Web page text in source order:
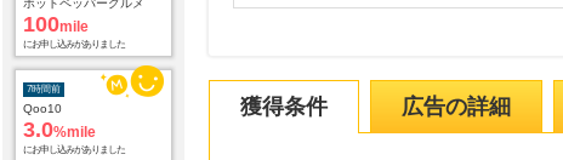
7時間前
Qoo10
3.0%mile
にお申し込みがありました
7時間前
獲得条件 広告の詳細